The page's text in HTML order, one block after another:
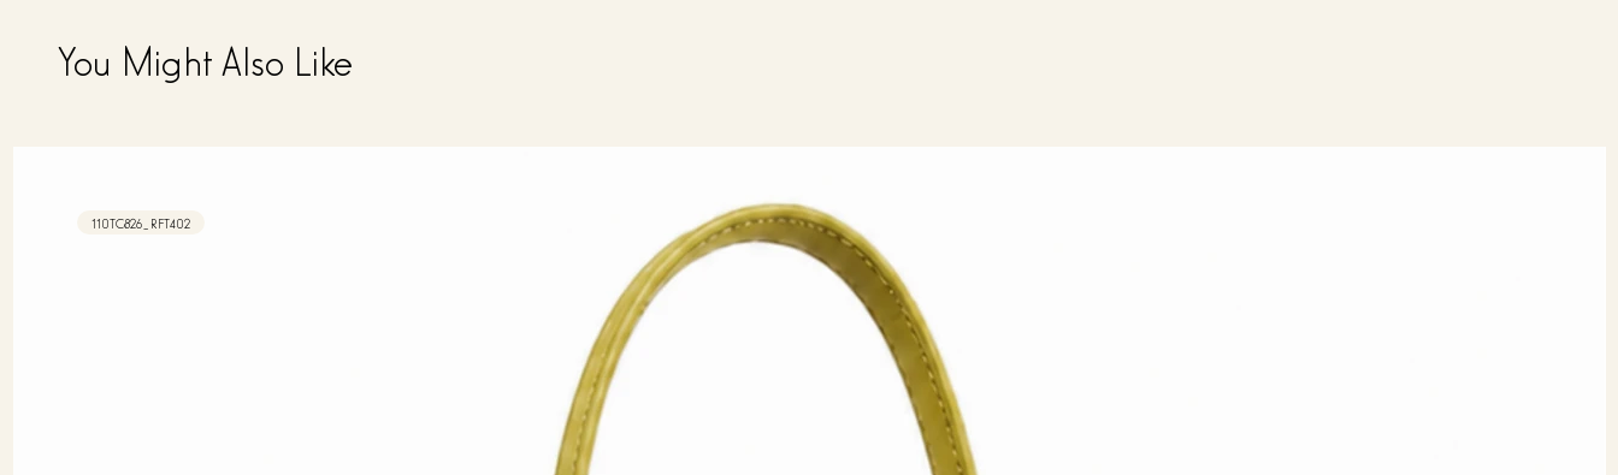
You Might Also Like
110TC826_RFT402